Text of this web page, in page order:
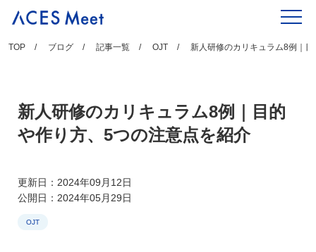
content
TOP ブログ 記事一覧 OJT 新人研修のカリキュラム8例｜
新人研修のカリキュラム8例｜目的
や作り方、5つの注意点を紹介
更新日：2024年09月12日
公開日：2024年05月29日
OJT